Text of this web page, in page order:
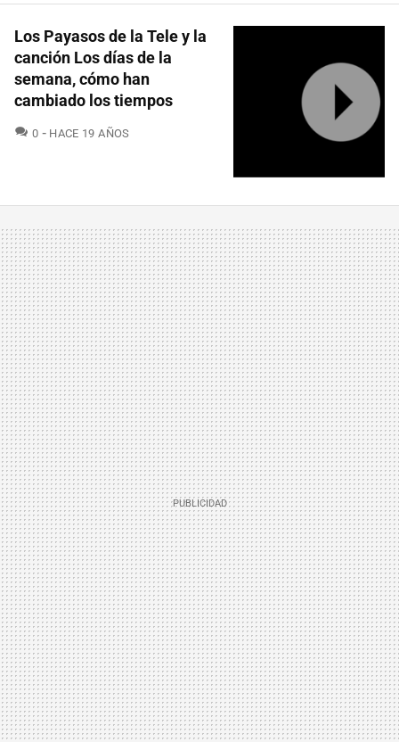
Los Payasos de la Tele y la
canción Los días de la
semana, cómo han
cambiado los tiempos
0 COMENTARIOS
HACE 19 AÑOS